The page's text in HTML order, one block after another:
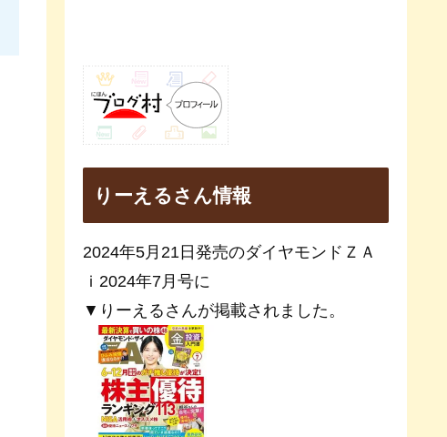
りーえるさん情報
2024年5月21日発売のダイヤモンドＺＡ
ｉ2024年7月号に
▼りーえるさんが掲載されました。